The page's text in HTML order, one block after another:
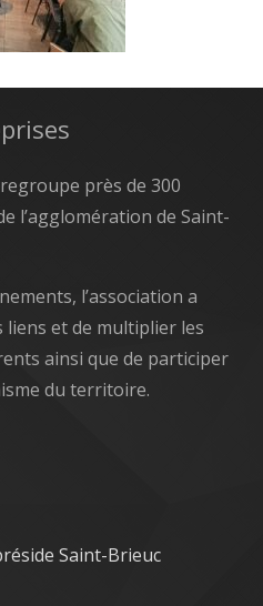
près de 300
l’agglomération de Saint-
l’association a
et de multiplier les
ainsi que de participer
du territoire.
Saint-Brieuc